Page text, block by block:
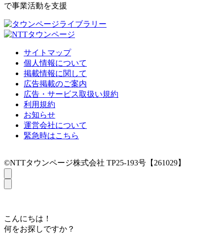
で事業活動を支援
サイトマップ
個人情報について
掲載情報に関して
広告掲載のご案内
広告・サービス取扱い規約
利用規約
お知らせ
運営会社について
緊急時はこちら
©NTTタウンページ株式会社 TP25-193号【261029】
こんにちは！
何をお探しですか？